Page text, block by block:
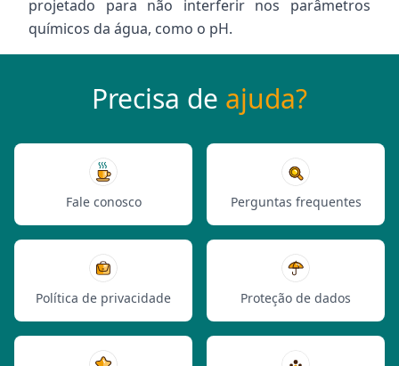
projetado para não interferir nos parâmetros
químicos da água, como o pH.
Precisa de ajuda?
Fale conosco Perguntas frequentes
Política de privacidade Proteção de dados